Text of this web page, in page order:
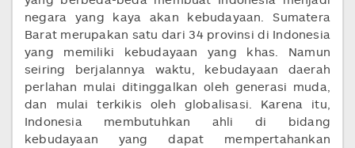
negara yang kaya akan kebudayaan. Sumatera
Barat merupakan satu dari 34 provinsi di Indonesia
yang memiliki kebudayaan yang khas. Namun
seiring berjalannya waktu, kebudayaan daerah
perlahan mulai ditinggalkan oleh generasi muda,
dan mulai terkikis oleh globalisasi. Karena itu,
Indonesia membutuhkan ahli di bidang
kebudayaan yang dapat mempertahankan